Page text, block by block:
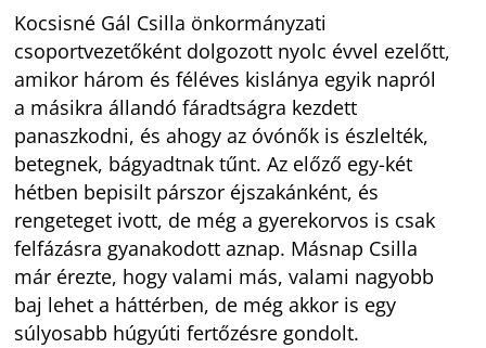
Kocsisné Gál Csilla önkormányzati
csoportvezetőként dolgozott nyolc évvel ezelőtt,
amikor három és féléves kislánya egyik napról
a másikra állandó fáradtságra kezdett
panaszkodni, és ahogy az óvónők is észlelték,
betegnek, bágyadtnak tűnt. Az előző egy-két
hétben bepisilt párszor éjszakánként, és
rengeteget ivott, de még a gyerekorvos is csak
felfázásra gyanakodott aznap. Másnap Csilla
már érezte, hogy valami más, valami nagyobb
baj lehet a háttérben, de még akkor is egy
súlyosabb húgyúti fertőzésre gondolt.